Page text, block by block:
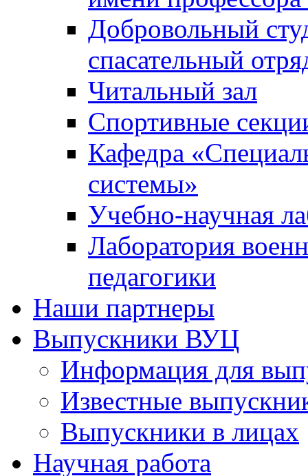
Добровольный
спасательный
Читальный зал
Спортивные
Кафедра
системы»
Учебно-научная
Лаборатория
педагогики
Наши партнеры
Выпускники ВУЦ
Информация для
Известные
Выпускники в лицах
Научная работа